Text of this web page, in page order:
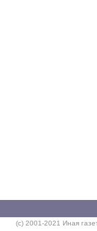
(c) 2001-2021 Иная